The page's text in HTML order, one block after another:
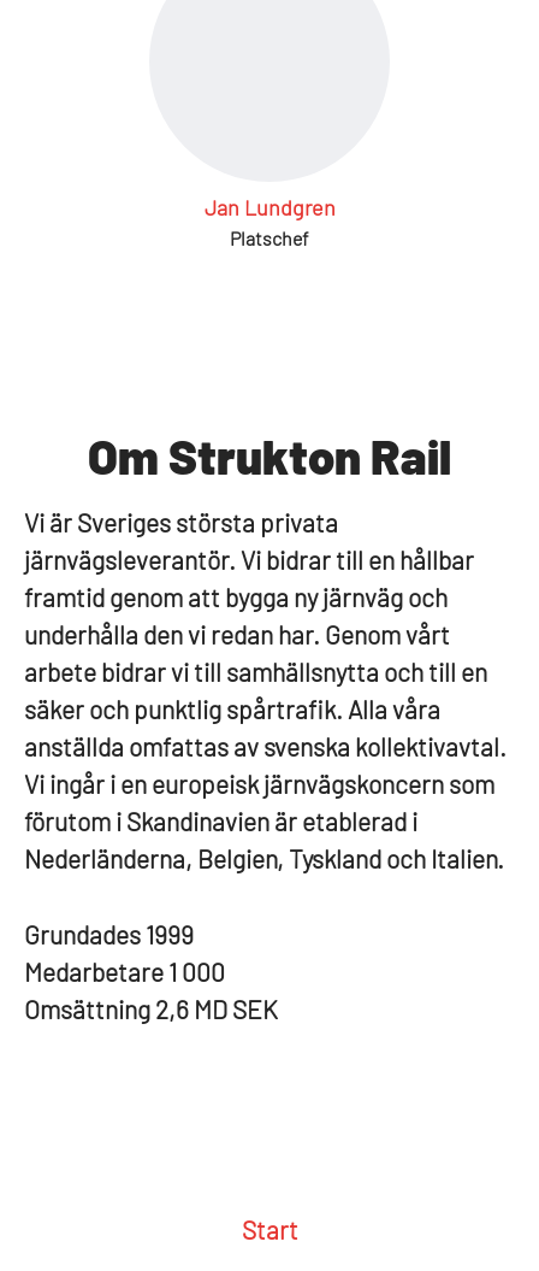
Jan Lundgren
Platschef
Om Strukton Rail
Vi är Sveriges största privata
järnvägsleverantör. Vi bidrar till en hållbar
framtid genom att bygga ny järnväg och
underhålla den vi redan har. Genom vårt
arbete bidrar vi till samhällsnytta och till en
säker och punktlig spårtrafik. Alla våra
anställda omfattas av svenska kollektivavtal.
Vi ingår i en europeisk järnvägskoncern som
förutom i Skandinavien är etablerad i
Nederländerna, Belgien, Tyskland och Italien.
Grundades 1999
Medarbetare 1 000
Omsättning 2,6 MD SEK
Start